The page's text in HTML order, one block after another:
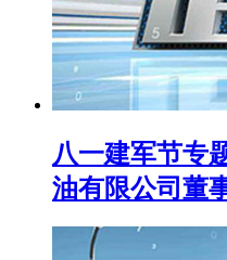
八一建军节专
油有限公司